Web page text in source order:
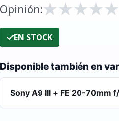
Opinión:★
★★
★★
★★
★★
★
EN STOCK
Disponible también en
Sony A9 III + FE 20-70mm